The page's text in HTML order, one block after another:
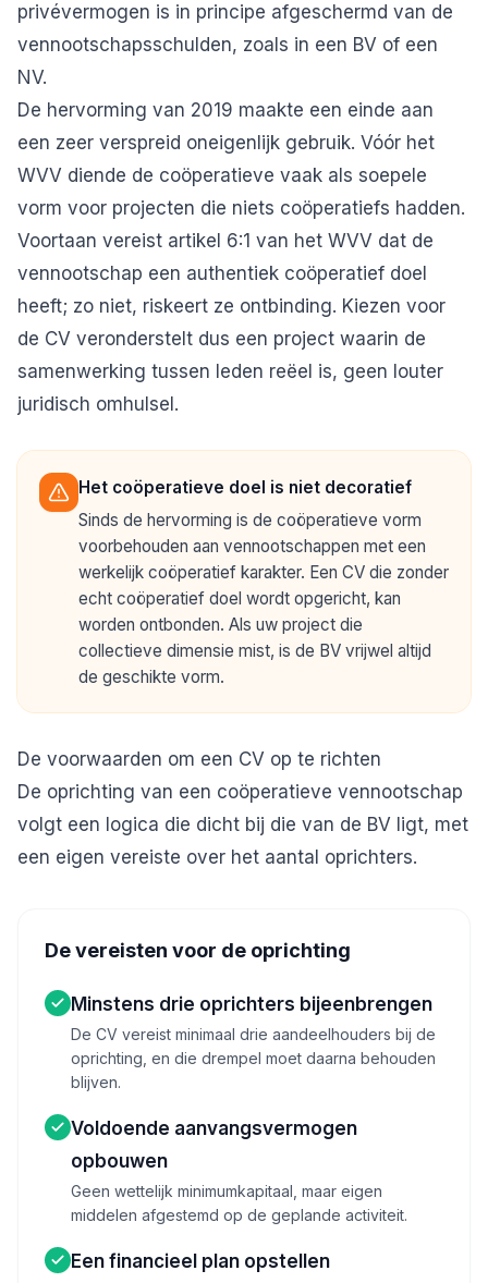
privévermogen is in principe afgeschermd van de
vennootschapsschulden, zoals in een BV of een
NV.
De hervorming van 2019 maakte een einde aan
een zeer verspreid oneigenlijk gebruik. Vóór het
WVV diende de coöperatieve vaak als soepele
vorm voor projecten die niets coöperatiefs hadden.
Voortaan vereist artikel 6:1 van het WVV dat de
vennootschap een authentiek coöperatief doel
heeft; zo niet, riskeert ze ontbinding. Kiezen voor
de CV veronderstelt dus een project waarin de
samenwerking tussen leden reëel is, geen louter
juridisch omhulsel.
Het coöperatieve doel is niet decoratief
Sinds de hervorming is de coöperatieve vorm
voorbehouden aan vennootschappen met een
werkelijk coöperatief karakter. Een CV die zonder
echt coöperatief doel wordt opgericht, kan
worden ontbonden. Als uw project die
collectieve dimensie mist, is de BV vrijwel altijd
de geschikte vorm.
De voorwaarden om een CV op te richten
De oprichting van een coöperatieve vennootschap
volgt een logica die dicht bij die van de BV ligt, met
een eigen vereiste over het aantal oprichters.
De vereisten voor de oprichting
Minstens drie oprichters bijeenbrengen
De CV vereist minimaal drie aandeelhouders bij de
oprichting, en die drempel moet daarna behouden
blijven.
Voldoende aanvangsvermogen
opbouwen
Geen wettelijk minimumkapitaal, maar eigen
middelen afgestemd op de geplande activiteit.
Een financieel plan opstellen